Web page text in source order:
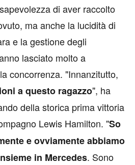
di aver raccolto
ma anche la lucidità di
e la gestione degli
lasciato molto a
concorrenza. "Innanzitutto,
a questo ragazzo", ha
della storica prima vittoria
Lewis Hamilton. "So
e ovviamente abbiamo
in Mercedes. Sono